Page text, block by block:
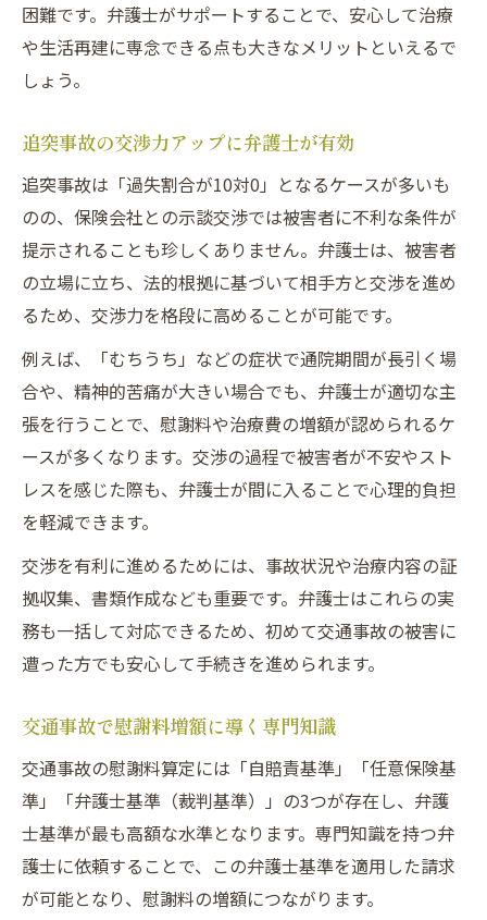
困難です。弁護士がサポートすることで、安心して治療
や生活再建に専念できる点も大きなメリットといえるで
しょう。
追突事故の交渉力アップに弁護士が有効
追突事故は「過失割合が10対0」となるケースが多いも
のの、保険会社との示談交渉では被害者に不利な条件が
提示されることも珍しくありません。弁護士は、被害者
の立場に立ち、法的根拠に基づいて相手方と交渉を進め
るため、交渉力を格段に高めることが可能です。
例えば、「むちうち」などの症状で通院期間が長引く場
合や、精神的苦痛が大きい場合でも、弁護士が適切な主
張を行うことで、慰謝料や治療費の増額が認められるケ
ースが多くなります。交渉の過程で被害者が不安やスト
レスを感じた際も、弁護士が間に入ることで心理的負担
を軽減できます。
交渉を有利に進めるためには、事故状況や治療内容の証
拠収集、書類作成なども重要です。弁護士はこれらの実
務も一括して対応できるため、初めて交通事故の被害に
遭った方でも安心して手続きを進められます。
交通事故で慰謝料増額に導く専門知識
交通事故の慰謝料算定には「自賠責基準」「任意保険基
準」「弁護士基準（裁判基準）」の3つが存在し、弁護
士基準が最も高額な水準となります。専門知識を持つ弁
護士に依頼することで、この弁護士基準を適用した請求
が可能となり、慰謝料の増額につながります。